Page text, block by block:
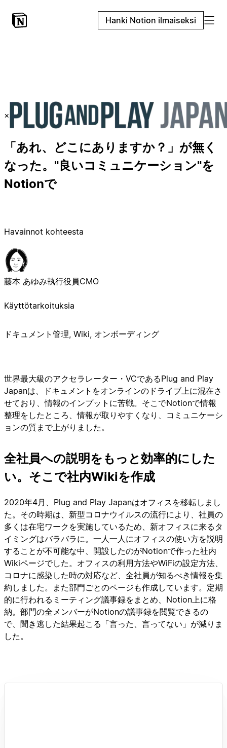
Hanki Notion ilmaiseksi
×
「あれ、どこにありますか？」が無く
なった。"良いコミュニケーション"を
Notionで
世界最大級のアクセラレーター・VCであるPlug and Play
Japanは、ドキュメントをオンラインのドライブ上に混在さ
せており、情報のインプットに苦戦。そこでNotionで情報
整理をしたところ、情報が取りやすくなり、コミュニケーシ
ョンの質まで上がりました。
全社員への説明をもっと効率的にした
い。そこで社内Wikiを作成
2020年4月、Plug and Play Japanはオフィスを移転しまし
た。その時期は、新型コロナウイルスの流行により、社員の
多くは在宅ワークを実施しているため、新オフィスに来るタ
イミングはバラバラに。一人一人にオフィスの使い方を説明
することが不可能な中、開設したのがNotionで作った社内
Wikiページでした。オフィスの利用方法やWiFiの設定方法、
コロナに感染した時の対応など、全社員が知るべき情報を集
約しました。また部門ごとのページも作成しています。定期
的に行われるミーティング議事録をまとめ、Notion上に格
納。部門の全メンバーがNotionの議事録を閲覧できるの
で、聞き逃した結果起こる「言った、言ってない」が減りま
した。
Havainnot kohteesta
藤本 あゆみ執行役員CMO
Käyttötarkoituksia
ドキュメント管理, Wiki, オンボーディング